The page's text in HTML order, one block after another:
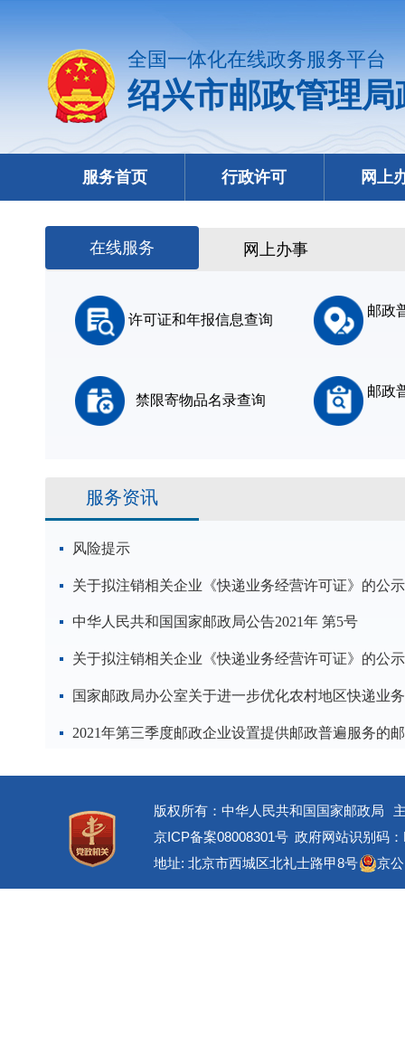
全国一体化在线政务服务平台
绍兴市邮政管理
服务首页 行政许可 网上
在线服务 网上办事
许可证和年报信息查询
邮政
禁限寄物品名录查询
邮政
服务资讯
风险提示
关于拟注销相关企业《快递业务经营许可证》的公示
中华人民共和国国家邮政局公告2021年 第5号
关于拟注销相关企业《快递业务经营许可证》的公示
版权所有：中华人民共和国国家邮政局
京ICP备案08008301号 政府网站识别码
地址: 北京市西城区北礼士路甲8号
京